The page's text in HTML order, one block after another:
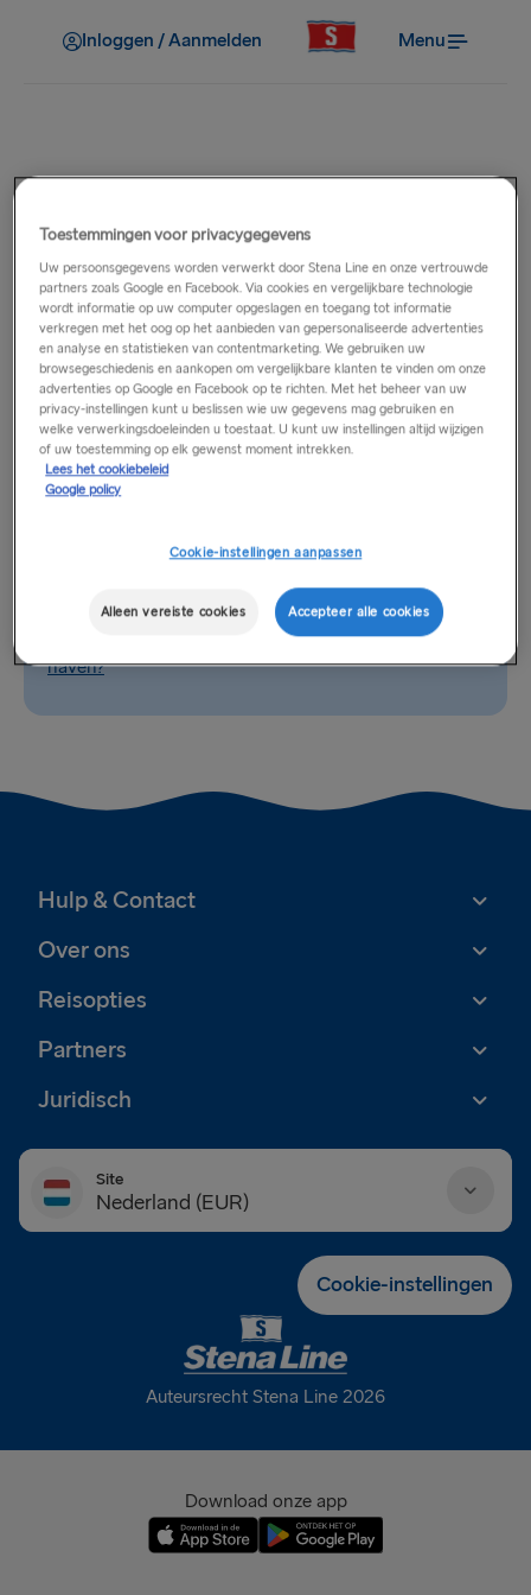
Inloggen / Aanmelden Menu
Welke parkeerfaciliteiten zijn
er in de haven?
Parkeerfaciliteiten variëren in elk van onze havens, waar
mogelijk opties voor kort en lang parkeren beschikbaar zijn.
Selecteer voor de volledige details de relevanteroutein de
hoofdnavigatie en selecteer vervolgens de relevante haven.
Kan ik overnachten in de haven?
Zijn er oplaadpunten voor elektrische voertuigen in de
haven?
Hulp & Contact
Over ons
Reisopties
Partners
Juridisch
Site
Nederland (EUR)
France (EUR)
International (EUR)
Cookie-instellingen
Auteursrecht Stena Line 2026
Download onze app
Toestemmingen voor privacygegevens
Uw persoonsgegevens worden verwerkt door Stena Line en onze vertrouwde
partners zoals Google en Facebook. Via cookies en vergelijkbare technologie
wordt informatie op uw computer opgeslagen en toegang tot informatie
verkregen met het oog op het aanbieden van gepersonaliseerde advertenties
en analyse en statistieken van contentmarketing. We gebruiken uw
browsegeschiedenis en aankopen om vergelijkbare klanten te vinden om onze
advertenties op Google en Facebook op te richten. Met het beheer van uw
privacy-instellingen kunt u beslissen wie uw gegevens mag gebruiken en
welke verwerkingsdoeleinden u toestaat. U kunt uw instellingen altijd wijzigen
of uw toestemming op elk gewenst moment intrekken.
Lees het cookiebeleid
Google policy
Cookie-instellingen aanpassen
Alleen vereiste cookies Accepteer alle cookies